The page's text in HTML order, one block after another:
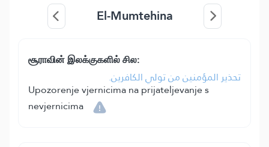
El-Mumtehina
சூராவின் இலக்குகளில் சில:
تحذير المؤمنين من تولي الكافرين.
Upozorenje vjernicima na prijateljevanje s
nevjernicima